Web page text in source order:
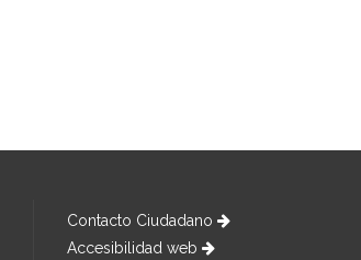
Contacto Ciudadano
Accesibilidad web